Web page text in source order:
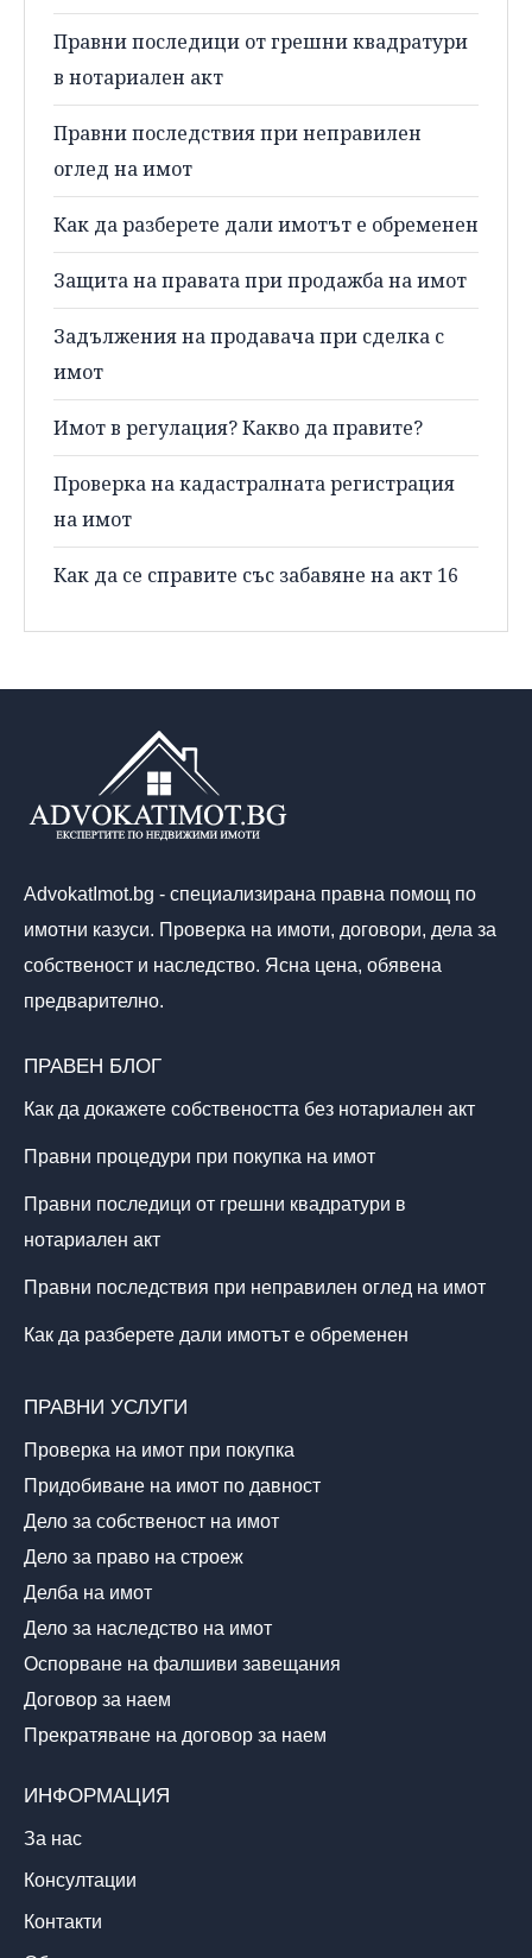
Правни последици от грешни квадратури
в нотариален акт
Правни последствия при неправилен
оглед на имот
Как да разберете дали имотът е обременен
Защита на правата при продажба на имот
Задължения на продавача при сделка с
имот
Имот в регулация? Какво да правите?
Проверка на кадастралната регистрация
на имот
Как да се справите със забавяне на акт 16
AdvokatImot.bg - специализирана правна помощ по
имотни казуси. Проверка на имоти, договори, дела за
собственост и наследство. Ясна цена, обявена
предварително.
ПРАВЕН БЛОГ
Как да докажете собствеността без нотариален акт
Правни процедури при покупка на имот
Правни последици от грешни квадратури в
нотариален акт
Правни последствия при неправилен оглед на имот
Как да разберете дали имотът е обременен
ПРАВНИ УСЛУГИ
Проверка на имот при покупка
Придобиване на имот по давност
Дело за собственост на имот
Дело за право на строеж
Делба на имот
Дело за наследство на имот
Оспорване на фалшиви завещания
Договор за наем
Прекратяване на договор за наем
ИНФОРМАЦИЯ
За нас
Консултации
Контакти